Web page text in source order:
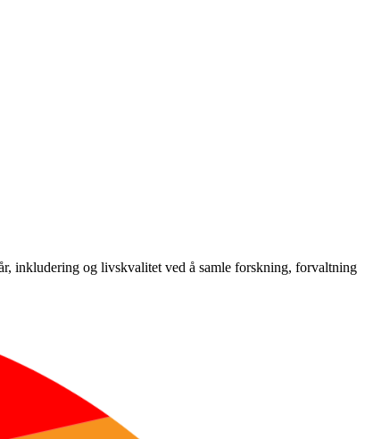
inkludering og livskvalitet ved å samle forskning, forvaltning